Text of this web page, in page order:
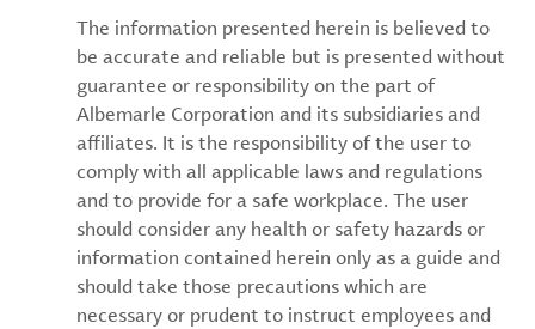
The information presented herein is believed to
be accurate and reliable but is presented without
guarantee or responsibility on the part of
Albemarle Corporation and its subsidiaries and
affiliates. It is the responsibility of the user to
comply with all applicable laws and regulations
and to provide for a safe workplace. The user
should consider any health or safety hazards or
information contained herein only as a guide and
should take those precautions which are
necessary or prudent to instruct employees and